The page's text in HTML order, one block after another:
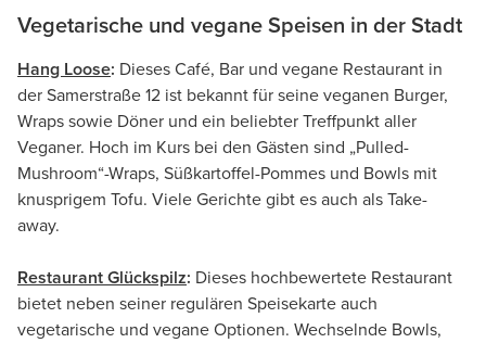
Vegetarische und vegane Speisen in der Stadt
Hang Loose: Dieses Café, Bar und vegane Restaurant in
der Samerstraße 12 ist bekannt für seine veganen Burger,
Wraps sowie Döner und ein beliebter Treffpunkt aller
Veganer. Hoch im Kurs bei den Gästen sind „Pulled-
Mushroom“-Wraps, Süßkartoffel-Pommes und Bowls mit
knusprigem Tofu. Viele Gerichte gibt es auch als Take-
away.
Restaurant Glückspilz: Dieses hochbewertete Restaurant
bietet neben seiner regulären Speisekarte auch
vegetarische und vegane Optionen. Wechselnde Bowls,